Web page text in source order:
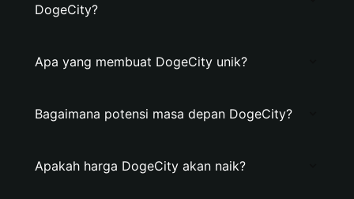
DogeCity?
Apa yang membuat DogeCity unik?
Bagaimana potensi masa depan DogeCity?
Apakah harga DogeCity akan naik?